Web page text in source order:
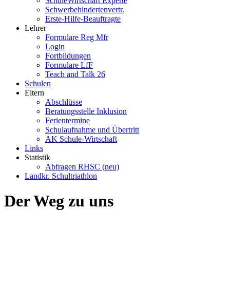
Schwerbehindertenvertr.
Erste-Hilfe-Beauftragte
Lehrer
Formulare Reg Mfr
Login
Fortbildungen
Formulare LfF
Teach and Talk 26
Schulen
Eltern
Abschlüsse
Beratungsstelle Inklusion
Ferientermine
Schulaufnahme und Übertritt
AK Schule-Wirtschaft
Links
Statistik
Abfragen RHSC (neu)
Landkr. Schultriathlon
Der Weg zu uns